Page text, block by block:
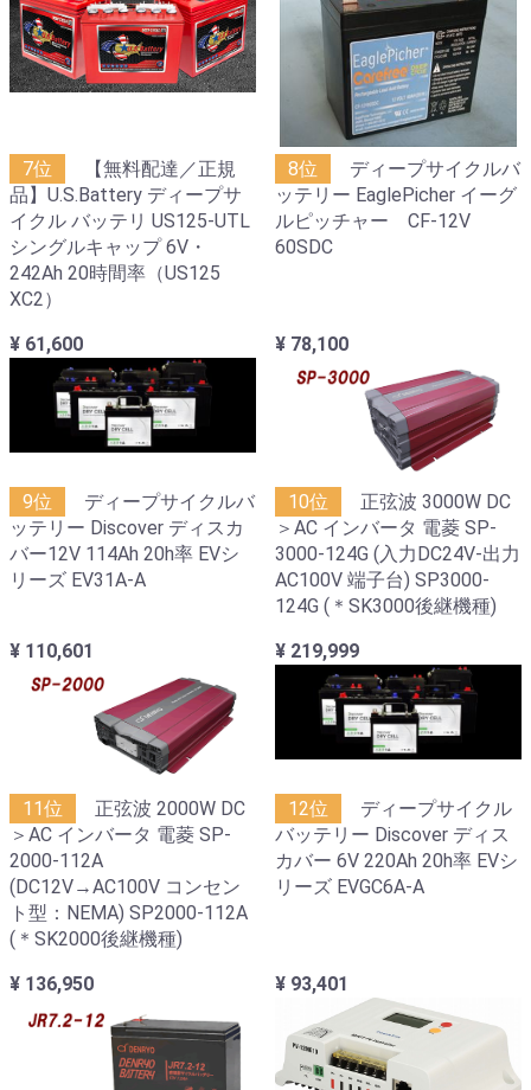
7位
【無料配達／正規
品】U.S.Battery ディープサ
イクル バッテリ US125-UTL
シングルキャップ 6V・
242Ah 20時間率（US125
XC2）
¥ 61,600
8位
ディープサイクルバ
ッテリー EaglePicher イーグ
ルピッチャー CF-12V
60SDC
¥ 78,100
9位
ディープサイクルバ
ッテリー Discover ディスカ
バー12V 114Ah 20h率 EVシ
リーズ EV31A-A
¥ 110,601
10位
正弦波 3000W DC
＞AC インバータ 電菱 SP-
3000-124G (入力DC24V-出力
AC100V 端子台) SP3000-
124G (＊SK3000後継機種)
¥ 219,999
11位
正弦波 2000W DC
＞AC インバータ 電菱 SP-
2000-112A
(DC12V→AC100V コンセン
ト型：NEMA) SP2000-112A
(＊SK2000後継機種)
¥ 136,950
12位
ディープサイクル
バッテリー Discover ディス
カバー 6V 220Ah 20h率 EVシ
リーズ EVGC6A-A
¥ 93,401